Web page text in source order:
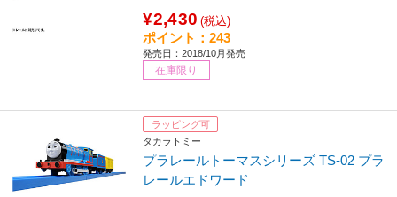
¥2,430 (税込)
ポイント：243
発売日：2018/10月発売
在庫限り
ラッピング可
タカラトミー
プラレールトーマスシリーズ TS-02 プラ
レールエドワード